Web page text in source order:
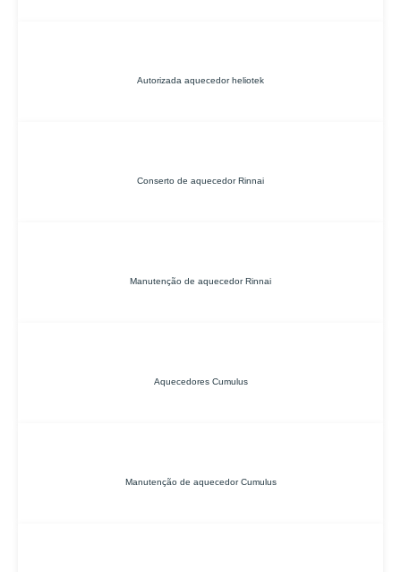
Autorizada aquecedor heliotek
Conserto de aquecedor Rinnai
Manutenção de aquecedor Rinnai
Aquecedores Cumulus
Manutenção de aquecedor Cumulus